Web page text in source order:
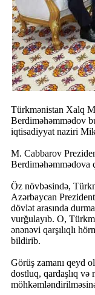
Türkmənistan Xalq
Berdiməhəmmədov
iqtisadiyyat naziri
M. Cabbarov
Berdiməhəmmədova
Öz növbəsində,
Azərbaycan
dövlət arasında
vurğulayıb. O,
ənənəvi qarşılıqlı
bildirib.
Görüş zamanı qeyd
dostluq, qardaşlıq və